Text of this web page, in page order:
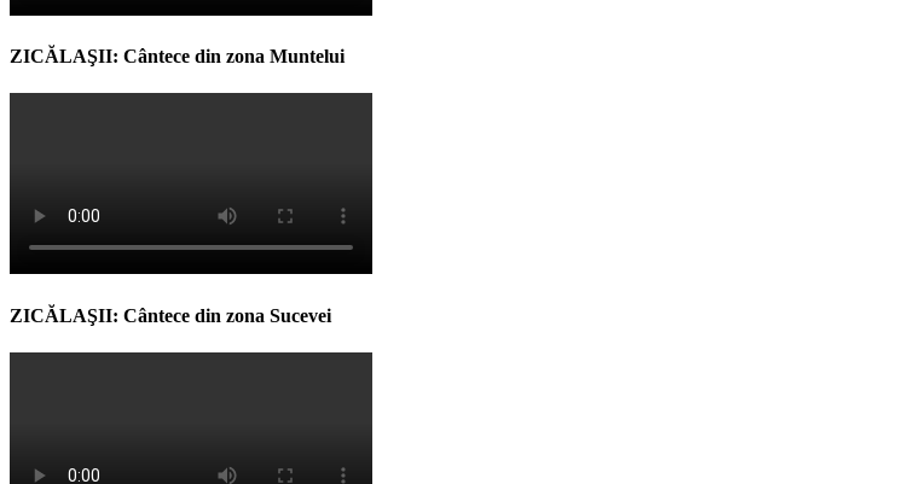
ZICĂLAŞII: Cântece din zona Muntelui
ZICĂLAŞII: Cântece din zona Sucevei